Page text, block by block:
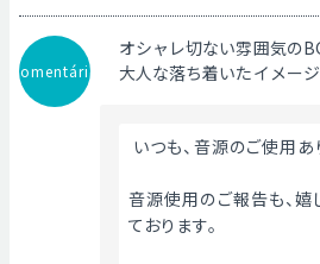
Comentário
オシャレ切ない雰囲気の
大人な落ち着いたイメージ
いつも、音源のご使用あ
音源使用のご報告も、嬉
ております。